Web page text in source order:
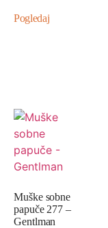
Pogledaj
Muške sobne
papuče 277 –
Gentlman